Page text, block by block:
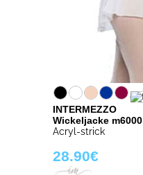
INTERMEZZO
Wickeljacke m6000
Acryl-strick
28.90€